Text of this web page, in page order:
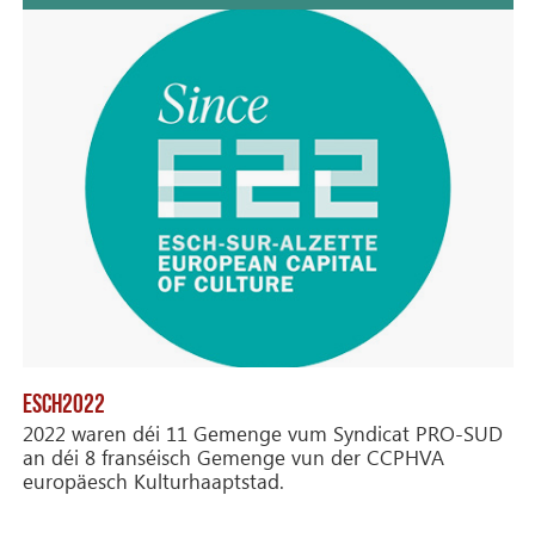
ESCH2022
2022 waren déi 11 Gemenge vum Syndicat PRO-SUD
an déi 8 franséisch Gemenge vun der CCPHVA
europäesch Kulturhaaptstad.